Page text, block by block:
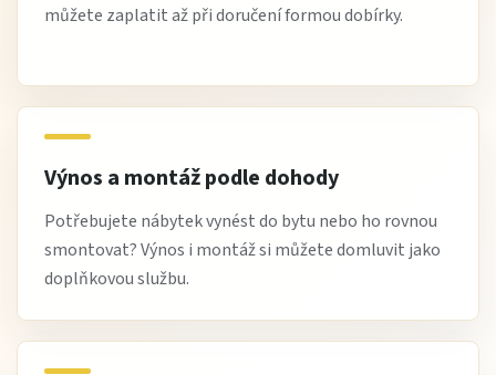
můžete zaplatit až při doručení formou dobírky.
Výnos a montáž podle dohody
Potřebujete nábytek vynést do bytu nebo ho rovnou
smontovat? Výnos i montáž si můžete domluvit jako
doplňkovou službu.